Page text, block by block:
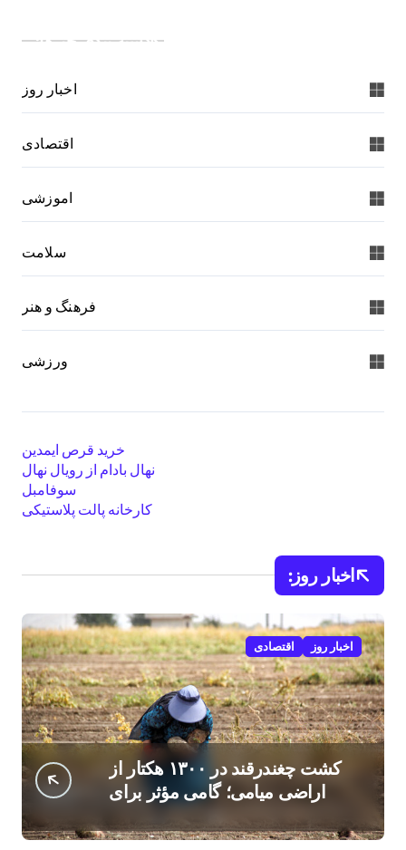
دسته بندی خبرها:
اخبار روز
اقتصادی
اموزشی
سلامت
فرهنگ و هنر
ورزشی
خرید قرص ایمدین
نهال بادام از رویال نهال
سوفامبل
کارخانه پالت پلاستیکی
اخبار روز:
اخبار روز اقتصادی
کشت چغندرقند در ۱۳۰۰ هکتار از
اراضی میامی؛ گامی مؤثر برای
افزایش درآمد کشاورزان